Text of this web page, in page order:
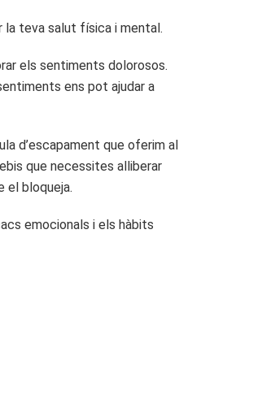
la teva salut física i mental.
els sentiments dolorosos.
ens pot ajudar a
d’escapament que oferim al
que necessites alliberar
el bloqueja.
emocionals i els hàbits